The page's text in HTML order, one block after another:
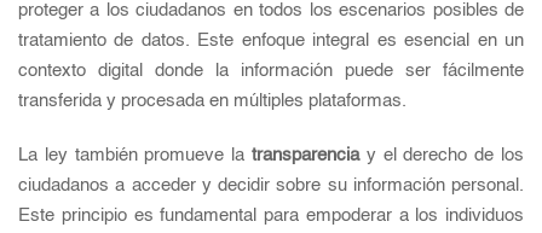
proteger a los ciudadanos en todos los escenarios posibles de
tratamiento de datos. Este enfoque integral es esencial en un
contexto digital donde la información puede ser fácilmente
transferida y procesada en múltiples plataformas.
La ley también promueve la transparencia y el derecho de los
ciudadanos a acceder y decidir sobre su información personal.
Este principio es fundamental para empoderar a los individuos